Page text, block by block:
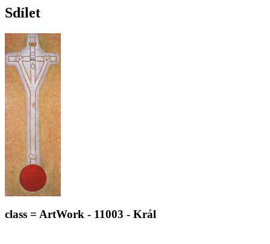
Sdílet
class = ArtWork - 11003 - Král